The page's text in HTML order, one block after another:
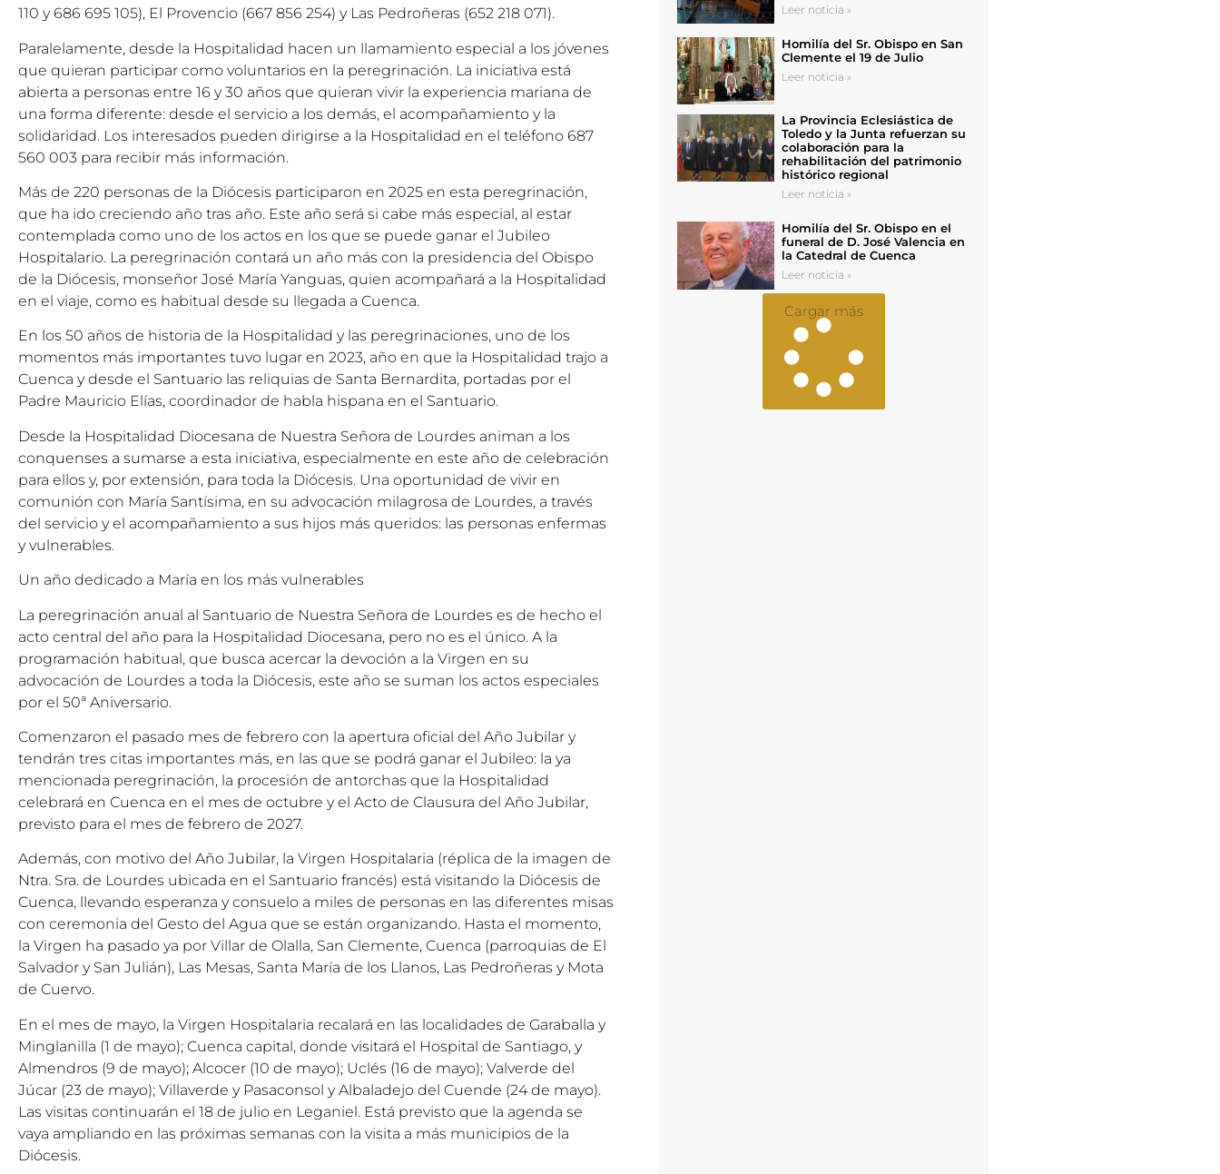
110 y 686 695 105), El Provencio (667 856 254) y Las Pedroñeras (652 218 071).
Paralelamente, desde la Hospitalidad hacen un llamamiento especial a los jóvenes
que quieran participar como voluntarios en la peregrinación. La iniciativa está
abierta a personas entre 16 y 30 años que quieran vivir la experiencia mariana de
una forma diferente: desde el servicio a los demás, el acompañamiento y la
solidaridad. Los interesados pueden dirigirse a la Hospitalidad en el teléfono 687
560 003 para recibir más información.
Más de 220 personas de la Diócesis participaron en 2025 en esta peregrinación,
que ha ido creciendo año tras año. Este año será si cabe más especial, al estar
contemplada como uno de los actos en los que se puede ganar el Jubileo
Hospitalario. La peregrinación contará un año más con la presidencia del Obispo
de la Diócesis, monseñor José María Yanguas, quien acompañará a la Hospitalidad
en el viaje, como es habitual desde su llegada a Cuenca.
En los 50 años de historia de la Hospitalidad y las peregrinaciones, uno de los
momentos más importantes tuvo lugar en 2023, año en que la Hospitalidad trajo a
Cuenca y desde el Santuario las reliquias de Santa Bernardita, portadas por el
Padre Mauricio Elías, coordinador de habla hispana en el Santuario.
Desde la Hospitalidad Diocesana de Nuestra Señora de Lourdes animan a los
conquenses a sumarse a esta iniciativa, especialmente en este año de celebración
para ellos y, por extensión, para toda la Diócesis. Una oportunidad de vivir en
comunión con María Santísima, en su advocación milagrosa de Lourdes, a través
del servicio y el acompañamiento a sus hijos más queridos: las personas enfermas
y vulnerables.
Un año dedicado a María en los más vulnerables
La peregrinación anual al Santuario de Nuestra Señora de Lourdes es de hecho el
acto central del año para la Hospitalidad Diocesana, pero no es el único. A la
programación habitual, que busca acercar la devoción a la Virgen en su
advocación de Lourdes a toda la Diócesis, este año se suman los actos especiales
por el 50ª Aniversario.
Comenzaron el pasado mes de febrero con la apertura oficial del Año Jubilar y
tendrán tres citas importantes más, en las que se podrá ganar el Jubileo: la ya
mencionada peregrinación, la procesión de antorchas que la Hospitalidad
celebrará en Cuenca en el mes de octubre y el Acto de Clausura del Año Jubilar,
previsto para el mes de febrero de 2027.
Además, con motivo del Año Jubilar, la Virgen Hospitalaria (réplica de la imagen de
Ntra. Sra. de Lourdes ubicada en el Santuario francés) está visitando la Diócesis de
Cuenca, llevando esperanza y consuelo a miles de personas en las diferentes misas
con ceremonia del Gesto del Agua que se están organizando. Hasta el momento,
la Virgen ha pasado ya por Villar de Olalla, San Clemente, Cuenca (parroquias de El
Salvador y San Julián), Las Mesas, Santa María de los Llanos, Las Pedroñeras y Mota
de Cuervo.
En el mes de mayo, la Virgen Hospitalaria recalará en las localidades de Garaballa y
Minglanilla (1 de mayo); Cuenca capital, donde visitará el Hospital de Santiago, y
Almendros (9 de mayo); Alcocer (10 de mayo); Uclés (16 de mayo); Valverde del
Júcar (23 de mayo); Villaverde y Pasaconsol y Albaladejo del Cuende (24 de mayo).
Las visitas continuarán el 18 de julio en Leganiel. Está previsto que la agenda se
vaya ampliando en las próximas semanas con la visita a más municipios de la
Diócesis.
Leer noticia »
Homilía del Sr. Obispo en San
Clemente el 19 de Julio
Leer noticia »
La Provincia Eclesiástica de
Toledo y la Junta refuerzan su
colaboración para la
rehabilitación del patrimonio
histórico regional
Leer noticia »
Homilía del Sr. Obispo en el
funeral de D. José Valencia en
la Catedral de Cuenca
Leer noticia »
Cargar más